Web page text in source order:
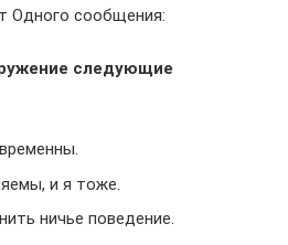
Одного сообщения:
следующие
и я тоже.
ничье поведение.